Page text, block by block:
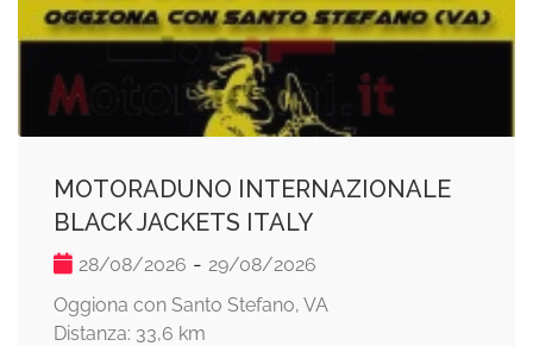
MOTORADUNO INTERNAZIONALE
BLACK JACKETS ITALY
28/08/2026 - 29/08/2026
Oggiona con Santo Stefano, VA
Distanza: 33,6 km